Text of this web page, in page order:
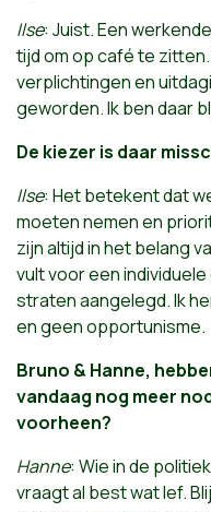
Ilse: Juist. Een
tijd om op café te
verplichtingen en
geworden. Ik ben daar
De kiezer is daar
Ilse: Het betekent dat
moeten nemen en
zijn altijd in het belang
vult voor een
straten aangelegd. Ik
en geen opportunisme.
Bruno & Hanne,
vandaag nog meer
voorheen?
Hanne: Wie in de
vraagt al best wat lef.